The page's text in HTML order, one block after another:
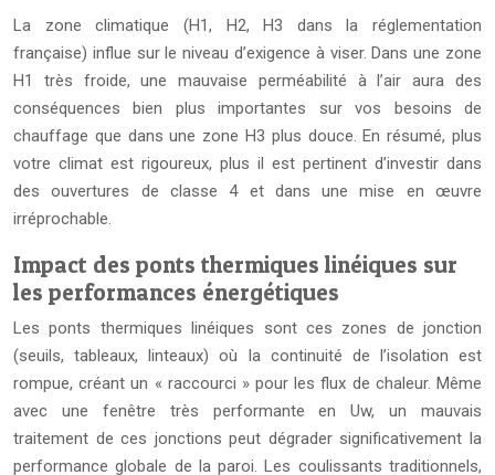
La zone climatique (H1, H2, H3 dans la réglementation
française) influe sur le niveau d’exigence à viser. Dans une zone
H1 très froide, une mauvaise perméabilité à l’air aura des
conséquences bien plus importantes sur vos besoins de
chauffage que dans une zone H3 plus douce. En résumé, plus
votre climat est rigoureux, plus il est pertinent d’investir dans
des ouvertures de classe 4 et dans une mise en œuvre
irréprochable.
Impact des ponts thermiques linéiques sur
les performances énergétiques
Les ponts thermiques linéiques sont ces zones de jonction
(seuils, tableaux, linteaux) où la continuité de l’isolation est
rompue, créant un « raccourci » pour les flux de chaleur. Même
avec une fenêtre très performante en Uw, un mauvais
traitement de ces jonctions peut dégrader significativement la
performance globale de la paroi. Les coulissants traditionnels,